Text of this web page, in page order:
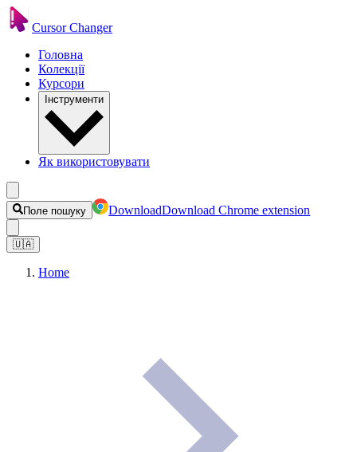
Cursor Changer
Головна
Колекції
Курсори
Інструменти
Як використовувати
Поле пошуку DownloadDownload Chrome extension
🇺🇦
Home